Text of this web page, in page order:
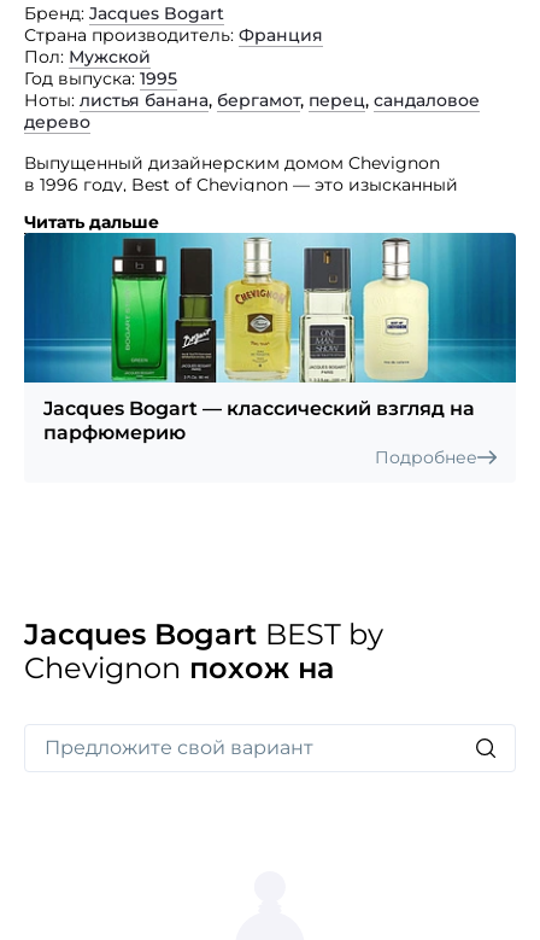
Бренд Jacques Bogart
Страна производитель Франция
Пол Мужской
Год выпуска 1995
Ноты листья банана, бергамот, перец, сандаловое
дерево
Выпущенный дизайнерским домом Chevignon
в 1996 году, Best of Chevignon — это изысканный
Мужественная парфюмерная композиция состоит
из смеси водных нот с легкими цветочными
оттенками.
Читать дальше
Jacques Bogart — классический взгляд на
парфюмерию
Подробнее
Jacques Bogart BEST by
Chevignon похож на